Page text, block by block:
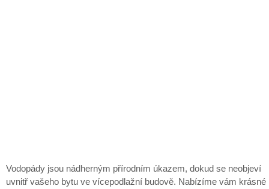
Vodopády jsou nádherným přírodním úkazem, dokud se neobjeví
uvnitř vašeho bytu ve vícepodlažní budově. Nabízíme vám krásné